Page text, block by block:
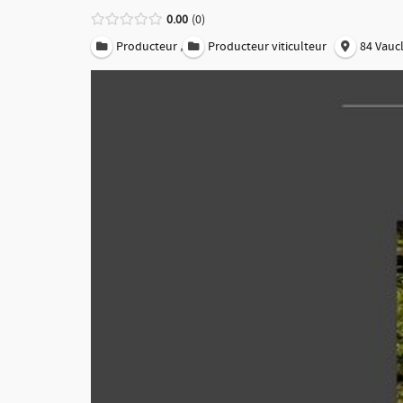
0.00 0
Producteur , Producteur viticulteur 84